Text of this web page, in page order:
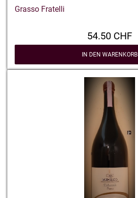
Grasso Fratelli
54.50 CHF
IN DEN WARENKORB